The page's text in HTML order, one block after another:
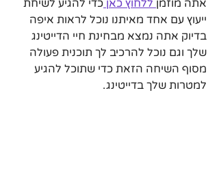
אתה מוזמן ללחוץ כאן כדי להגיע לשיחת
ייעוץ עם אחד מאיתנו נוכל לראות איפה
בדיוק אתה נמצא מבחינת חיי הדייטינג
שלך וגם נוכל להרכיב לך תוכנית פעולה
מסוף השיחה הזאת כדי שתוכל להגיע
למטרות שלך בדייטינג.